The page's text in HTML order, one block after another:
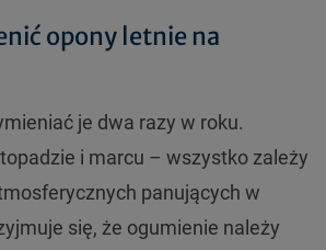
opony letnie na
je dwa razy w roku.
i marcu – wszystko zależy
panujących w
się, że ogumienie należy